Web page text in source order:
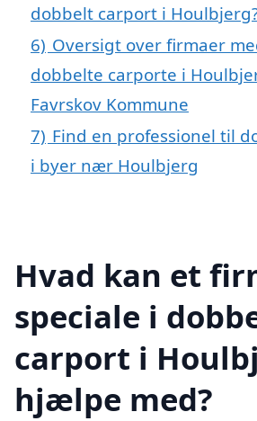
dobbelt carport i
6) Oversigt over firmaer
dobbelte carporte i
Favrskov Kommune
7) Find en professionel til
i byer nær Houlbjerg
Hvad kan et
speciale i
carport i
hjælpe med?